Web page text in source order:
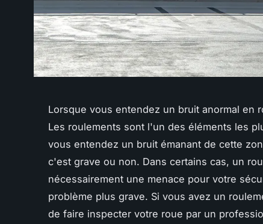
Lorsque vous entendez un bruit anormal en
Les roulements sont l'un des éléments les
vous entendez un bruit émanant de cette
c'est grave ou non. Dans certains cas, un
nécessairement une menace pour votre
problème plus grave. Si vous avez un
de faire inspecter votre roue par un